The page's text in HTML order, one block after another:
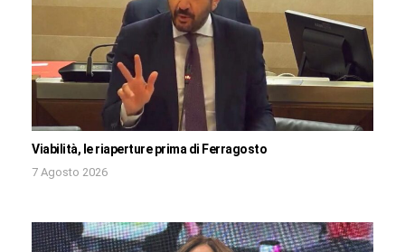
Viabilità, le riaperture prima di Ferragosto
7 Agosto 2026